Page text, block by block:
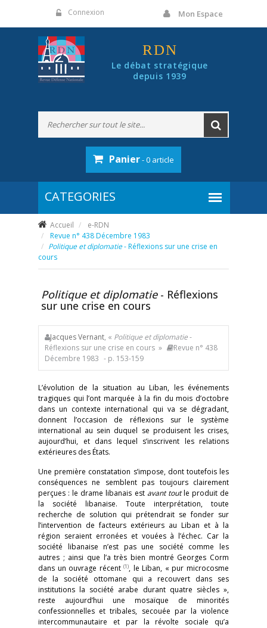
Connexion Mon Espace
RDN
Le débat stratégique
depuis 1939
Panier- 0 article
Accueil
e-RDN
Revue n° 438 Décembre 1983
Politique et diplomatie- Réflexions sur une crise en
cours
Politique et diplomatie- Réflexions
sur une crise en cours
Jacques Vernant, « Politique et diplomatie-
Réflexions sur une crise en cours »
Revue n° 438
Décembre 1983 - p. 153-159
L’évolution de la situation au Liban, les événements
tragiques qui l’ont marquée à la fin du mois d’octobre
dans un contexte international qui va se dégradant,
donnent l’occasion de réflexions sur le système
international au sein duquel se produisent les crises,
aujourd’hui, et dans lequel s’inscrivent les relations
extérieures des États.
Une première constatation s’impose, dont toutefois les
conséquences ne semblent pas toujours clairement
perçues : le drame libanais est avant toutle produit de
la société libanaise. Toute interprétation, toute
recherche de solution qui prétendrait se fonder sur
l’intervention de facteurs extérieurs au Liban et à la
région seraient erronées et vouées à l’échec. Car la
société libanaise n’est pas une société comme les
autres ; ainsi que l’a très bien montré Georges Corm
dans un ouvrage récent(1), le Liban, « pur microcosme
de la société ottomane qui a recouvert dans ses
institutions la société arabe durant quatre siècles »,
reste aujourd’hui une mosaïque de minorités
confessionnelles et tribales, secouée par la violence
intercommunautaire et par la révolte sociale qu’a